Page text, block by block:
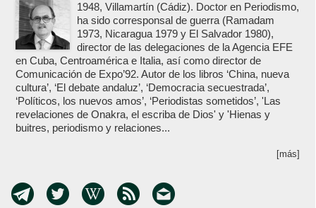
1948, Villamartín (Cádiz). Doctor en Periodismo,
ha sido corresponsal de guerra (Ramadam
1973, Nicaragua 1979 y El Salvador 1980),
director de las delegaciones de la Agencia EFE
en Cuba, Centroamérica e Italia, así como director de
Comunicación de Expo’92. Autor de los libros ‘China, nueva
cultura’, ‘El debate andaluz’, ‘Democracia secuestrada’,
‘Políticos, los nuevos amos’, ‘Periodistas sometidos’, 'Las
revelaciones de Onakra, el escriba de Dios' y 'Hienas y
buitres, periodismo y relaciones...
[más]